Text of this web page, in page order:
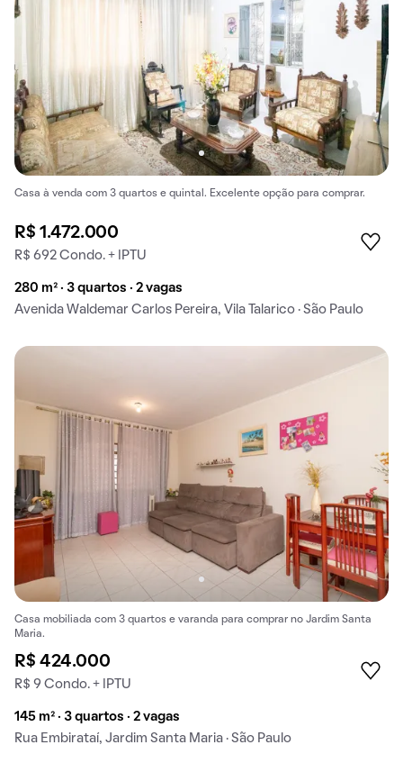
Casa à venda com 3 quartos e quintal. Excelente opção para comprar.
R$ 1.472.000
R$ 692 Condo. + IPTU
280 m² · 3 quartos · 2 vagas
Avenida Waldemar Carlos Pereira, Vila Talarico · São Paulo
Casa mobiliada com 3 quartos e varanda para comprar no Jardim Santa
Maria.
R$ 424.000
R$ 9 Condo. + IPTU
145 m² · 3 quartos · 2 vagas
Rua Embirataí, Jardim Santa Maria · São Paulo